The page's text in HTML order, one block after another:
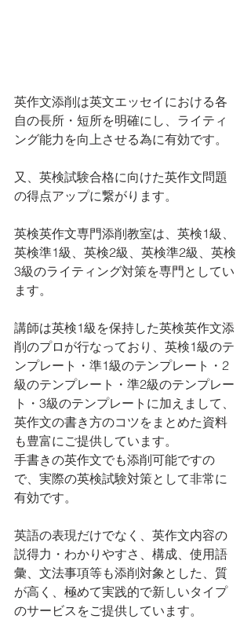
英作文添削は英文エッセイにおける各
自の長所・短所を明確にし、ライティ
ング能力を向上させる為に有効です。
又、英検試験合格に向けた英作文問題
の得点アップに繋がります。
英検英作文専門添削教室は、英検1級、
英検準1級、英検2級、英検準2級、英検
3級のライティング対策を専門としてい
ます。
講師は英検1級を保持した英検英作文添
削のプロが行なっており、英検1級のテ
ンプレート・準1級のテンプレート・2
級のテンプレート・準2級のテンプレー
ト・3級のテンプレートに加えまして、
英作文の書き方のコツをまとめた資料
も豊富にご提供しています。
手書きの英作文でも添削可能ですの
で、実際の英検試験対策として非常に
有効です。
英語の表現だけでなく、英作文内容の
説得力・わかりやすさ、構成、使用語
彙、文法事項等も添削対象とした、質
が高く、極めて実践的で新しいタイプ
のサービスをご提供しています。